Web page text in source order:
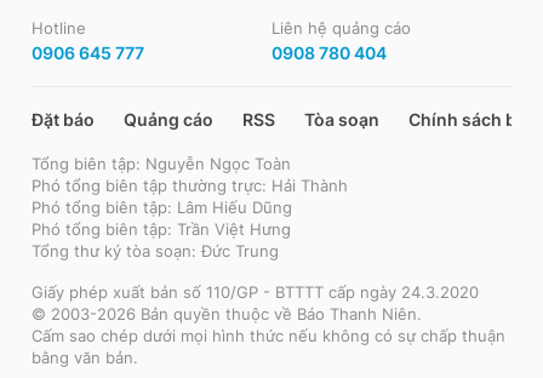
Hotline
0906 645 777
Liên hệ quảng cáo
0908 780 404
Đặt báo Quảng cáo RSS Tòa soạn Chính sách bảo
Tổng biên tập: Nguyễn Ngọc Toàn
Phó tổng biên tập thường trực: Hải Thành
Phó tổng biên tập: Lâm Hiếu Dũng
Phó tổng biên tập: Trần Việt Hưng
Tổng thư ký tòa soạn: Đức Trung
Giấy phép xuất bản số 110/GP - BTTTT cấp ngày 24.3.2020
© 2003-2026 Bản quyền thuộc về Báo Thanh Niên.
Cấm sao chép dưới mọi hình thức nếu không có sự chấp thuận
bằng văn bản.